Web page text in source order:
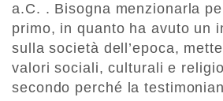
a.C. . Bisogna menzionarla
primo, in quanto ha avuto un
sulla società dell’epoca,
valori sociali, culturali e
secondo perché la